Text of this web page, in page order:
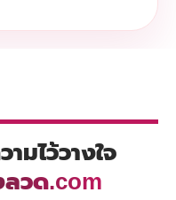
มไว้วางใจ
วด.com